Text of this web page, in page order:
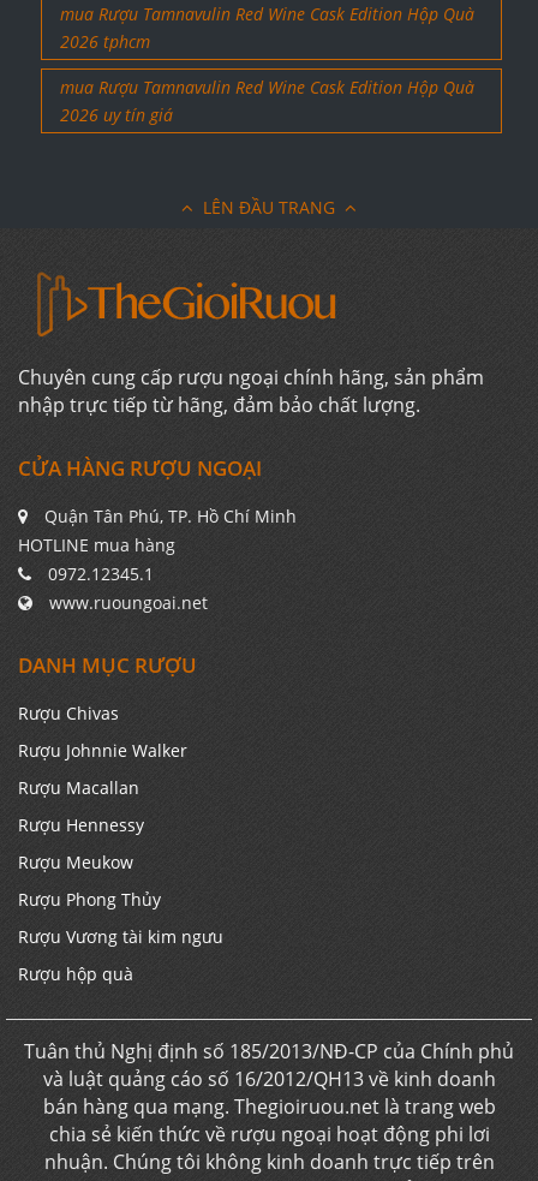
mua Rượu Tamnavulin Red Wine Cask Edition Hộp Quà
2026 tphcm
mua Rượu Tamnavulin Red Wine Cask Edition Hộp Quà
2026 uy tín giá
LÊN ĐẦU TRANG
Chuyên cung cấp rượu ngoại chính hãng, sản phẩm
nhập trực tiếp từ hãng, đảm bảo chất lượng.
CỬA HÀNG RƯỢU NGOẠI
Quận Tân Phú, TP. Hồ Chí Minh
HOTLINE mua hàng
0972.12345.1
www.ruoungoai.net
DANH MỤC RƯỢU
Rượu Chivas
Rượu Johnnie Walker
Rượu Macallan
Rượu Hennessy
Rượu Meukow
Rượu Phong Thủy
Rượu Vương tài kim ngưu
Rượu hộp quà
Tuân thủ Nghị định số 185/2013/NĐ-CP của Chính phủ
và luật quảng cáo số 16/2012/QH13 về kinh doanh
bán hàng qua mạng. Thegioiruou.net là trang web
chia sẻ kiến thức về rượu ngoại hoạt động phi lơi
nhuận. Chúng tôi không kinh doanh trực tiếp trên